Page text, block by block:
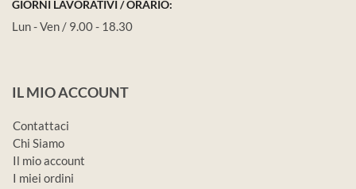
GIORNI LAVORATIVI / ORARIO:
Lun - Ven / 9.00 - 18.30
IL MIO ACCOUNT
Contattaci
Chi Siamo
Il mio account
I miei ordini